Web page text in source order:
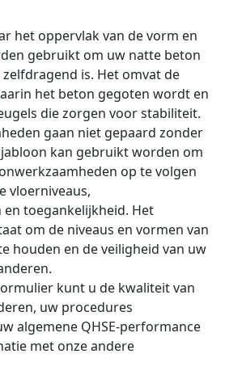
het oppervlak van de vorm en
gebruikt om uw natte beton
is. Het omvat de
het beton gegoten wordt en
die zorgen voor stabiliteit.
gaan niet gepaard zonder
kan gebruikt worden om
op te volgen
vloerniveaus,
toegankelijkheid. Het
om de niveaus en vormen van
houden en de veiligheid van uw
kunt u de kwaliteit van
uw procedures
algemene QHSE-performance
met onze andere